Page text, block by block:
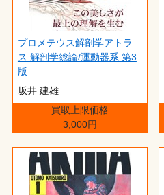
プロメテウス解剖学アトラ
ス 解剖学総論/運動器系 第3
版
坂井 建雄
買取上限価格
3,000円